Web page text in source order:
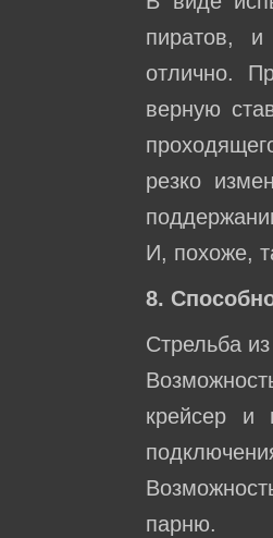
пиратов,
отлично.
верную
резко
И, похоже,
8.
Стрельба
крейсер и
парню.